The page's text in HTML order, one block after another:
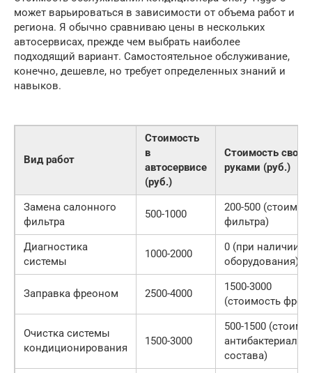
может варьироваться в зависимости от объема работ и
региона. Я обычно сравниваю цены в нескольких
автосервисах, прежде чем выбрать наиболее
подходящий вариант. Самостоятельное обслуживание,
конечно, дешевле, но требует определенных знаний и
навыков.
Вид работ
Стоимость
в
автосервисе
(руб.)
Стоимость
руками (руб.)
Замена салонного
фильтра
500-1000
200-500
фильтра)
Диагностика
системы
1000-2000
0 (при наличии
оборудования)
Заправка фреоном 2500-4000
1500-3000
(стоимость
Очистка системы
кондиционирования
1500-3000
500-1500
состава)